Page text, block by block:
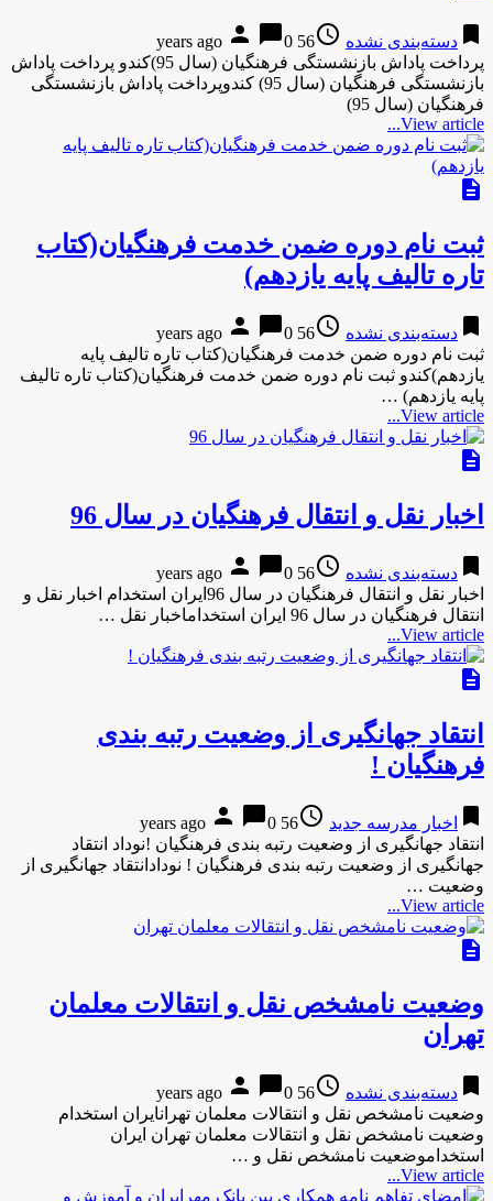
bookmark دسته‌بندی نشده access_time
56 years ago
person chat_bubble0
پرداخت پاداش بازنشستگی فرهنگیان (سال 95)کندو پرداخت پاداش
بازنشستگی فرهنگیان (سال 95) کندوپرداخت پاداش بازنشستگی
فرهنگیان (سال 95)
View article...
description
ثبت نام دوره ضمن خدمت فرهنگیان(کتاب
تاره تالیف پایه یازدهم)
bookmark دسته‌بندی نشده access_time
56 years ago
person chat_bubble0
ثبت نام دوره ضمن خدمت فرهنگیان(کتاب تاره تالیف پایه
یازدهم)کندو ثبت نام دوره ضمن خدمت فرهنگیان(کتاب تاره تالیف
پایه یازدهم) …
View article...
description
اخبار نقل و انتقال فرهنگیان در سال 96
bookmark دسته‌بندی نشده access_time
56 years ago
person chat_bubble0
اخبار نقل و انتقال فرهنگیان در سال 96ایران استخدام اخبار نقل و
انتقال فرهنگیان در سال 96 ایران استخداماخبار نقل …
View article...
description
انتقاد جهانگیری از وضعیت رتبه بندی
فرهنگیان !
bookmark اخبار مدرسه جدید access_time
56 years ago
person chat_bubble0
انتقاد جهانگیری از وضعیت رتبه بندی فرهنگیان !نوداد انتقاد
جهانگیری از وضعیت رتبه بندی فرهنگیان ! نودادانتقاد جهانگیری از
وضعیت …
View article...
description
وضعیت نامشخص نقل و انتقالات معلمان
تهران
bookmark دسته‌بندی نشده access_time
56 years ago
person chat_bubble0
وضعیت نامشخص نقل و انتقالات معلمان تهرانایران استخدام
وضعیت نامشخص نقل و انتقالات معلمان تهران ایران
استخداموضعیت نامشخص نقل و …
View article...